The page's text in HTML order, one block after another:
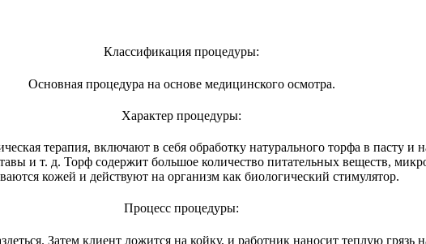
Классификация процедуры:
Основная процедура на основе медицинского осмотра.
Характер процедуры:
терапия, включают в себя обработку натурального торфа в пасту и
и т. д. Торф содержит большое количество питательных веществ,
кожей и действуют на организм как биологический стимулятор.
Процесс процедуры:
Затем клиент ложится на койку, и работник наносит теплую грязь